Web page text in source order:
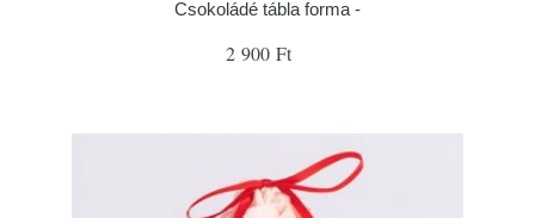
Csokoládé tábla forma -
2 900 Ft